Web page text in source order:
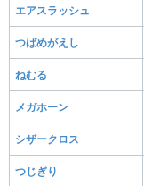
エアスラッシュ
つばめがえし
ねむる
メガホーン
シザークロス
つじぎり